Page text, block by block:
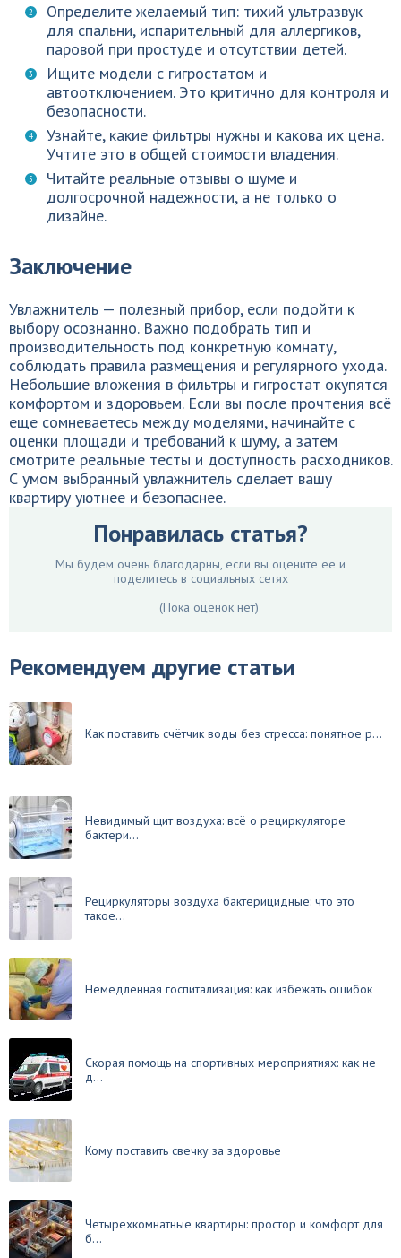
Определите желаемый тип: тихий ультразвук
для спальни, испарительный для аллергиков,
паровой при простуде и отсутствии детей.
Ищите модели с гигростатом и
автоотключением. Это критично для контроля и
безопасности.
Узнайте, какие фильтры нужны и какова их цена.
Учтите это в общей стоимости владения.
Читайте реальные отзывы о шуме и
долгосрочной надежности, а не только о
дизайне.
Заключение
Увлажнитель — полезный прибор, если подойти к
выбору осознанно. Важно подобрать тип и
производительность под конкретную комнату,
соблюдать правила размещения и регулярного ухода.
Небольшие вложения в фильтры и гигростат окупятся
комфортом и здоровьем. Если вы после прочтения всё
еще сомневаетесь между моделями, начинайте с
оценки площади и требований к шуму, а затем
смотрите реальные тесты и доступность расходников.
С умом выбранный увлажнитель сделает вашу
квартиру уютнее и безопаснее.
Понравилась статья?
Мы будем очень благодарны, если вы оцените ее и
поделитесь в социальных сетях
(Пока оценок нет)
Рекомендуем другие статьи
Как поставить счётчик воды без стресса: понятное р...
Невидимый щит воздуха: всё о рециркуляторе
бактери...
Рециркуляторы воздуха бактерицидные: что это
такое...
Немедленная госпитализация: как избежать ошибок
Скорая помощь на спортивных мероприятиях: как не
д...
Кому поставить свечку за здоровье
Четырехкомнатные квартиры: простор и комфорт для
б...